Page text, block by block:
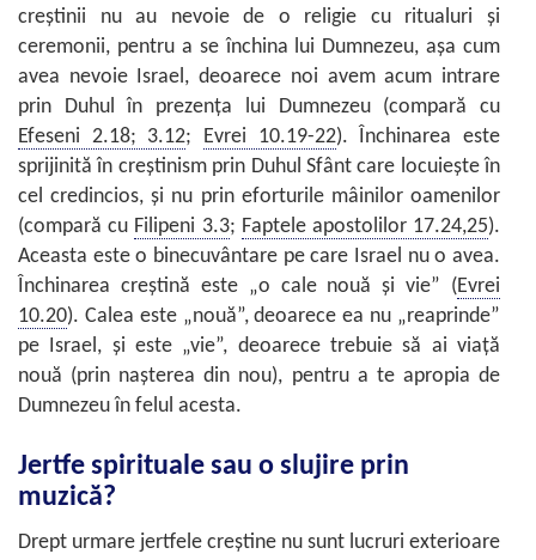
creştinii nu au nevoie de o religie cu ritualuri şi
ceremonii, pentru a se închina lui Dumnezeu, aşa cum
avea nevoie Israel, deoarece noi avem acum intrare
prin Duhul în prezenţa lui Dumnezeu (compară cu
Efeseni 2.18; 3.12; Evrei 10.19-22). Închinarea este
sprijinită în creştinism prin Duhul Sfânt care locuieşte în
cel credincios, şi nu prin eforturile mâinilor oamenilor
(compară cu Filipeni 3.3; Faptele apostolilor 17.24,25).
Aceasta este o binecuvântare pe care Israel nu o avea.
Închinarea creştină este „o cale nouă şi vie” (Evrei
10.20). Calea este „nouă”, deoarece ea nu „reaprinde”
pe Israel, şi este „vie”, deoarece trebuie să ai viaţă
nouă (prin naşterea din nou), pentru a te apropia de
Dumnezeu în felul acesta.
Jertfe spirituale sau o slujire prin
muzică?
Drept urmare jertfele creştine nu sunt lucruri exterioare